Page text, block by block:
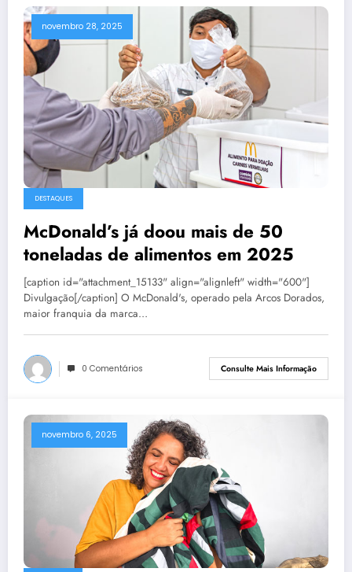
novembro 28, 2025
DESTAQUES
McDonald’s já doou mais de 50
toneladas de alimentos em 2025
[caption id="attachment_15133" align="alignleft" width="600"]
Divulgação[/caption] O McDonald's, operado pela Arcos Dorados,
maior franquia da marca…
0 Comentários Consulte Mais Informação
novembro 6, 2025